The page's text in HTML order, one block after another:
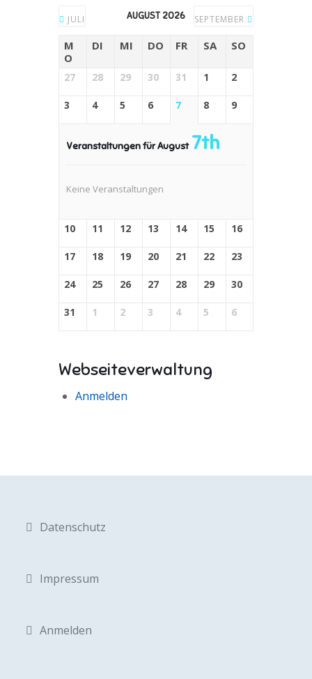
JULI AUGUST 2026 SEPTEMBER
M
O
DI MI DO FR SA SO
27 28 29 30 31 1 2
3 4 5 6 7 8 9
Veranstaltungen für August 7th
Keine Veranstaltungen
10 11 12 13 14 15 16
17 18 19 20 21 22 23
24 25 26 27 28 29 30
31 1 2 3 4 5 6
Webseiteverwaltung
Anmelden
Datenschutz
Impressum
Anmelden